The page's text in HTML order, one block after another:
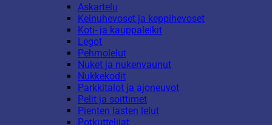
Askartelu
Keinuhevoset ja keppihevoset
Koti- ja kauppaleikit
Legot
Pehmolelut
Nuket ja nukenvaunut
Nukkekodit
Parkkitalot ja ajoneuvot
Pelit ja soittimet
Pienten lasten lelut
Potkuttelijat